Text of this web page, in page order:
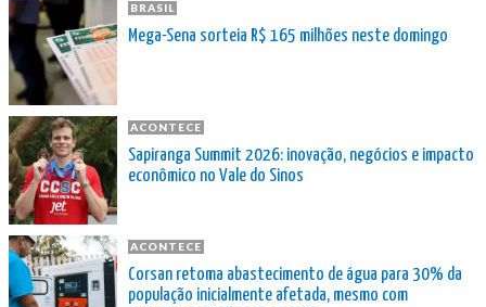
BRASIL
Mega-Sena sorteia R$ 165 milhões neste domingo
ACONTECE
Sapiranga Summit 2026: inovação, negócios e impacto
econômico no Vale do Sinos
ACONTECE
Corsan retoma abastecimento de água para 30% da
população inicialmente afetada, mesmo com